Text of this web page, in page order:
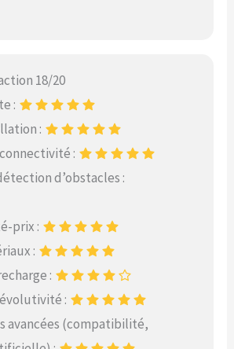
18/20
:
:
:
d’obstacles :
prix :
:
:
:
avancées (compatibilité,